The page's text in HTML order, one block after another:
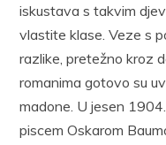
iskustava s takvim
vlastite klase. Veze s
razlike, pretežno kroz
romanima gotovo su
madone. U jesen
piscem Oskarom